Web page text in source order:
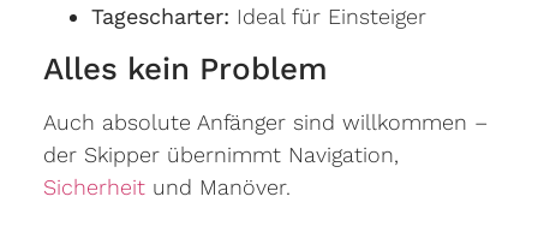
Tagescharter: Ideal für Einsteiger
Alles kein Problem
Auch absolute Anfänger sind willkommen –
der Skipper übernimmt Navigation,
Sicherheitund Manöver.